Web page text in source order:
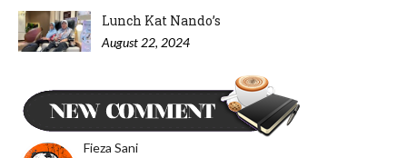
Lunch Kat Nando’s
August 22, 2024
Minum Petang di Nyonya Cendol IOI
Puchong
Fieza Sani